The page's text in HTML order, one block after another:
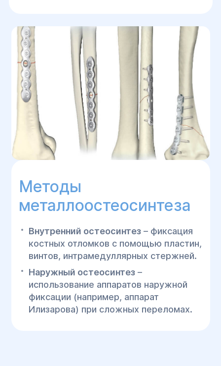
Методы
металлоостеосинтеза
Внутренний остеосинтез– фиксация
костных отломков с помощью пластин,
винтов, интрамедуллярных стержней.
Наружный остеосинтез–
использование аппаратов наружной
фиксации (например, аппарат
Илизарова) при сложных переломах.